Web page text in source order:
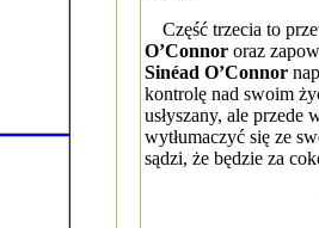
Część trzecia to
O’Connororaz
Sinéad O’Connor
kontrolę nad swoim
usłyszany, ale przede
wytłumaczyć się ze
sądzi, że będzie za